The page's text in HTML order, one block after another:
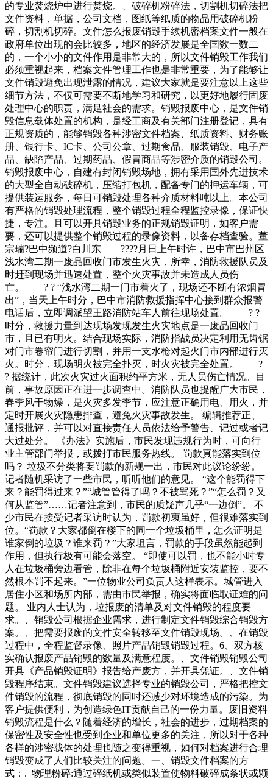
的专业焚烧炉中进行焚烧。、破碎机粉碎法，切割机切碎法把
文件资料，单据，公司文档，图纸等纸质的物品用破碎机粉
碎，切割机切碎。文件怎么报废销毁手续机密档案文件一般在
政府单位出现的会比较多，地区的经济发展是全国数一数二
的，一个小小的文件作用是非常大的，所以文件销毁工作我们
必须重视起来，档案文件管理工作也是非常重要，为了能够让
文件销毁避免出现泄露的情况，建议大家就是要注意以上这些
细节方法，不仅可需要不断地学习和研究，以更好地履行固废
处理中心的职责，满足社会的需求。销毁报废中心，是文件销
毁信息载体处置的机构，是经工商及有关部门注册登记，具有
正规资质的，能够销毁各种涉密文件档案、纸质资料、财务账
册、银行卡、IC卡、公司公章、过期食品、服装销毁、电子产
品、缺陷产品、过期药品、假冒商品等涉密介质的销毁公司。
销毁报废中心，自建有封闭销毁场地，拥有采用国外先进技术
的大型全自动破碎机，压缩打包机，配备专门的押运车辆，可
提供装运服务，每日可销毁处理各种介质材料吨以上。本公司
有严格的销毁处理流程，整个销毁过程全程监控录像，保证快
捷，专注。且可以开具销毁业务的正规销毁证明，如客户需
要，还可以提供整个销毁过程的录像资料，以备存档查验。董
宗瑞?巴中频道?白川东 ????月日上午时许，巴中市巴州区
浅水湾二期一废品回收门市发生火灾，所幸，消防救援队员及
时赶到现场并迅速处置，整个火灾事故并未造成人员伤
亡。 ? ? “浅水湾二期一门市着火了，现场还不断有浓烟冒
出”，当天上午时分，巴中市消防救援指挥中心接到群众报警
电话后，立即调派望王路消防站车人前往现场处置。 ? ?
时分，救援力量到达现场发现发生火灾地点是一废品回收门
市，且已有明火。结合现场实际，消防指战员决定利用无齿锯
对门市卷帘门进行切割，并用一支水枪对起火门市内部进行灭
火。时分，现场明火被完全扑灭，时火灾被完全处置。 ?
? 据统计，此次火灾过火面积约平方米，无人员伤亡情况。目
前，事故原因正在进一步调查中。消防队员也提醒广大市民，
春季风干物燥，是火灾多发季节，应注意正确用电、用火，并
定时开展火灾隐患排查，避免火灾事故发生。 编辑推荐正、
通报批评，并可以对直接责任人员依法给予警告、记过或者记
大过处分。 《办法》实施后，市民发现违规行为时，可向行
业主管部门举报，或拨打市民服务热线。 罚款真能落实到位
吗？ 垃圾不分类将要罚款的新规一出，市民对此议论纷纷。
记者随机采访了一些市民，听听他们的意见。 “这个能罚得下
来？能罚得过来？”“城管管得了吗？不被骂死？”“怎么罚？又
何从监管”……记者注意到，市民的质疑声几乎“一边倒”。 不
少市民在接受记者采访时认为，罚款初衷虽好，但很难落实到
位。“罚款？大家都倒在楼下的同一个垃圾桶里，怎么证明是
谁家倒的垃圾？谁来罚？”大家坦言，罚款的手段虽然能起到
作用，但执行极有可能会落空。 “即使可以罚，也不能小时专
人在垃圾桶旁边看管，除非在每个垃圾桶附近安装监控，要不
然根本罚不起来。”一位物业公司负责人这样表示。城管进入
居住小区和场所内部，需由市民举报，确实将面临取证难的问
题。 业内人士认为，垃报废的清单及对文件销毁的程度要
求。、销毁公司根据企业需求，进行制定文件销毁综合销毁方
案。、把需要报废的文件安全转移至文件销毁现场。、在销毁
过程中，全程监督录像、照片产品销毁销毁过程。6、双方核
实确认报废产品销毁的数量及满意程度。、文件销毁销毁公司
开具《产品销毁证明》报告给产废方，并开具凭证。、文件销
毁程序结束。文件销毁建议选择专业的销毁公司，严格把控文
件销毁的流程，彻底销毁的同时还减少对环境造成的污染。为
客户提供便利，为创造绿色IT贡献自己的一份力量。废旧资料
销毁流程是什么？随着经济的增长，社会的进步，过期档案的
保密性及安全性也受到企业和单位更多的关注，所以对于各种
各样的涉密载体的处理也随之变得重视，如何对档案进行合理
销毁变成了人们比较关注的问题。一、销毁文件档案的方
式：. 物理粉碎:通过碎纸机或类似装置使物料破碎成条状或颗